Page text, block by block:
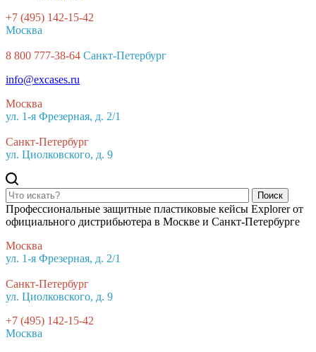
+7 (495) 142-15-42
Москва
8 800 777-38-64 Санкт-Петербург
info@excases.ru
Москва
ул. 1-я Фрезерная, д. 2/1
Санкт-Петербург
ул. Циолковского, д. 9
Поиск
Профессиональные защитные пластиковые кейсы Explorer от
официального дистрибьютера в Москве и Санкт-Петербурге
Москва
ул. 1-я Фрезерная, д. 2/1
Санкт-Петербург
ул. Циолковского, д. 9
+7 (495) 142-15-42
Москва